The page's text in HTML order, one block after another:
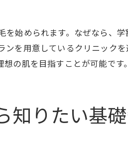
科連携のクリニックが安心な
ラブルを防ぐ脱毛プランの選
には大和駅周辺の脱毛が便利
辺クリニックの脱毛効果と特
始められます。なぜなら、
を用意しているクリニック
の肌を目指すことが可能です。
知りたい基